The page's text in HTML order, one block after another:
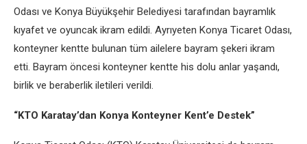
Odası ve Konya Büyükşehir Belediyesi tarafından bayramlık
kıyafet ve oyuncak ikram edildi. Ayrıyeten Konya Ticaret Odası,
konteyner kentte bulunan tüm ailelere bayram şekeri ikram
etti. Bayram öncesi konteyner kentte his dolu anlar yaşandı,
birlik ve beraberlik iletileri verildi.
“KTO Karatay’dan Konya Konteyner Kent’e Destek”